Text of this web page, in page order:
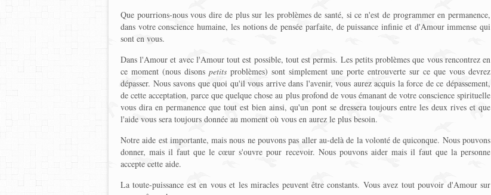
Que pourrions-nous vous dire de plus sur les problèmes de santé, si ce n'est de programmer en permanence,
dans votre conscience humaine, les notions de pensée parfaite, de puissance infinie et d'Amour immense qui
sont en vous.
Dans l'Amour et avec l'Amour tout est possible, tout est permis. Les petits problèmes que vous rencontrez en
ce moment (nous disons petits problèmes) sont simplement une porte entrouverte sur ce que vous devrez
dépasser. Nous savons que quoi qu'il vous arrive dans l'avenir, vous aurez acquis la force de ce dépassement,
de cette acceptation, parce que quelque chose au plus profond de vous émanant de votre conscience spirituelle
vous dira en permanence que tout est bien ainsi, qu'un pont se dressera toujours entre les deux rives et que
l'aide vous sera toujours donnée au moment où vous en aurez le plus besoin.
Notre aide est importante, mais nous ne pouvons pas aller au-delà de la volonté de quiconque. Nous pouvons
donner, mais il faut que le cœur s'ouvre pour recevoir. Nous pouvons aider mais il faut que la personne
accepte cette aide.
La toute-puissance est en vous et les miracles peuvent être constants. Vous avez tout pouvoir d'Amour sur